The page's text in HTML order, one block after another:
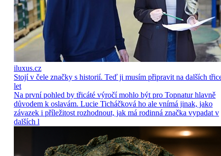
iluxus.cz
Stojí v čele značky s historií. Teď ji musím připravit na dalších
let
Na první pohled by třicáté výročí mohlo být pro Topnatur hlavně
důvodem k oslavám. Lucie Ticháčková ho ale vnímá jinak, jako
závazek i příležitost rozhodnout, jak má rodinná značka vypadat v
dalších l